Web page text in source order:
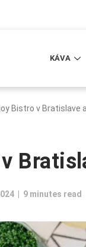
KÁVA
Bistro v Bratislave
9 minutes read